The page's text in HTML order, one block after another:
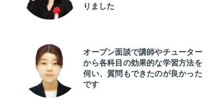
りました
オープン面談で講師やチューター
から各科目の効果的な学習方法を
伺い、質問もできたのが良かった
です